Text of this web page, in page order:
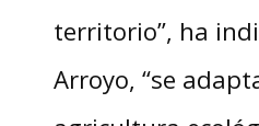
territorio”, ha
Arroyo, “se